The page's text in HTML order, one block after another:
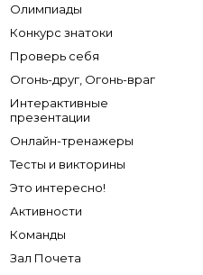
Олимпиады
Конкурс знатоки
Проверь себя
Огонь-друг, Огонь-враг
Интерактивные
презентации
Онлайн-тренажеры
Тесты и викторины
Это интересно!
Активности
Команды
Зал Почета